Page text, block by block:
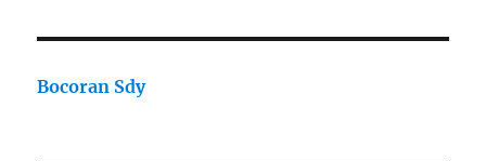
Bocoran Sdy